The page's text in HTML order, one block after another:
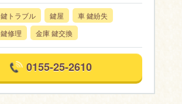
鍵トラブル 鍵屋
車 鍵紛失
鍵修理 金庫 鍵交換
0155-25-2610